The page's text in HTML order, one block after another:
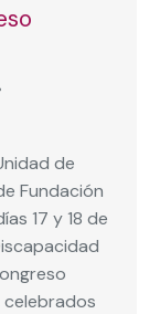
de
Fundación
17 y 18 de
celebrados